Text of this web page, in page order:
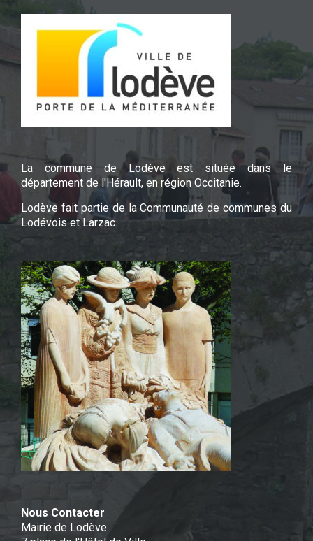
La commune de Lodève est située dans le
département de l'Hérault, en région Occitanie.
Lodève fait partie de la Communauté de communes du
Lodévois et Larzac.
Nous Contacter
Mairie de Lodève